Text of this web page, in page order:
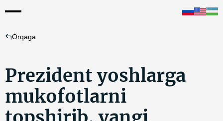
Orqaga
Prezident yoshlarga
mukofotlarni